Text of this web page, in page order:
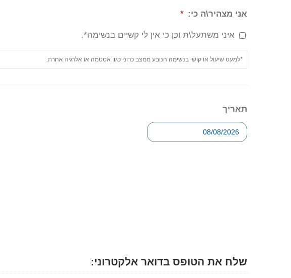
אני מצהיר\ה כי: *
איני משתעל\ת וכן כי אין לי קשיים בנשימה*.
*למעט שיעול או קושי בנשימה הנובע ממצב כרוני כגון אסטמה או אלרגיה אחרת.
תאריך
שלח את הטופס בדואר אלקטרוני: